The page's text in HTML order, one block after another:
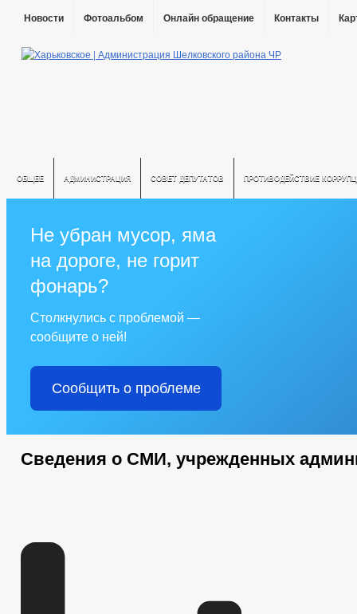
Новости Фотоальбом Онлайн обращение Контакты
ОБЩЕЕ АДМИНИСТРАЦИЯ СОВЕТ ДЕПУТАТОВ ПРОТИВОДЕЙСТВИЕ
Не убран мусор, яма
на дороге, не горит
фонарь?
Столкнулись с проблемой —
сообщите о ней!
Сообщить о проблеме
Сведения о СМИ, учрежденных